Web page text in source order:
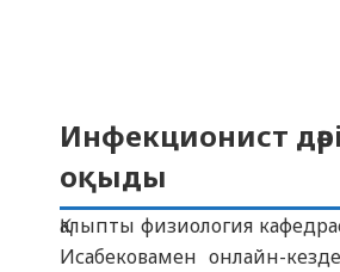
Инфекционист
оқыды
Қалыпты физиология
Исабековамен онлайн-